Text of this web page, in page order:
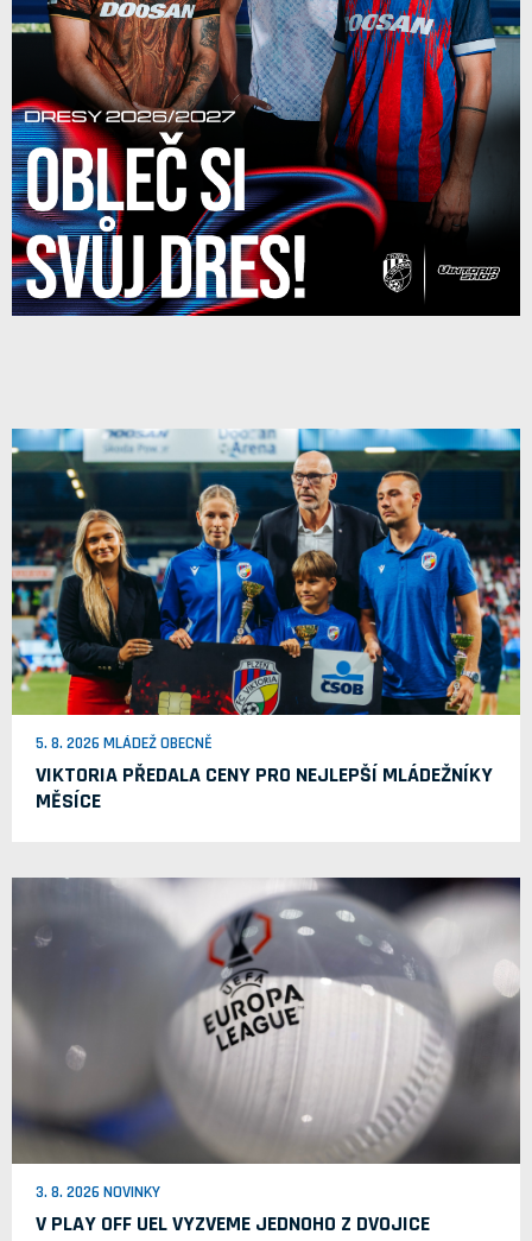
5. 8. 2026 MLÁDEŽ OBECNĚ
VIKTORIA PŘEDALA CENY PRO NEJLEPŠÍ MLÁDEŽNÍKY
MĚSÍCE
3. 8. 2026 NOVINKY
V PLAY OFF UEL VYZVEME JEDNOHO Z DVOJICE